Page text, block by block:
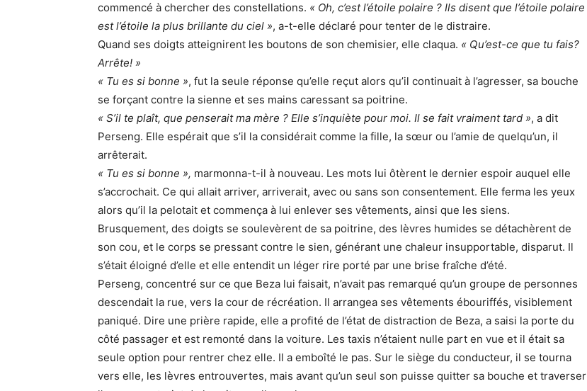
commencé à chercher des constellations. « Oh, c’est l’étoile polaire ? Ils disent que l’étoile polaire
est l’étoile la plus brillante du ciel », a-t-elle déclaré pour tenter de le distraire.
Quand ses doigts atteignirent les boutons de son chemisier, elle claqua. « Qu’est-ce que tu fais?
Arrête! »
« Tu es si bonne », fut la seule réponse qu’elle reçut alors qu’il continuait à l’agresser, sa bouche
se forçant contre la sienne et ses mains caressant sa poitrine.
« S’il te plaît, que penserait ma mère ? Elle s’inquiète pour moi. Il se fait vraiment tard », a dit
Perseng. Elle espérait que s’il la considérait comme la fille, la sœur ou l’amie de quelqu’un, il
arrêterait.
« Tu es si bonne », marmonna-t-il à nouveau. Les mots lui ôtèrent le dernier espoir auquel elle
s’accrochait. Ce qui allait arriver, arriverait, avec ou sans son consentement. Elle ferma les yeux
alors qu’il la pelotait et commença à lui enlever ses vêtements, ainsi que les siens.
Brusquement, des doigts se soulevèrent de sa poitrine, des lèvres humides se détachèrent de
son cou, et le corps se pressant contre le sien, générant une chaleur insupportable, disparut. Il
s’était éloigné d’elle et elle entendit un léger rire porté par une brise fraîche d’été.
Perseng, concentré sur ce que Beza lui faisait, n’avait pas remarqué qu’un groupe de personnes
descendait la rue, vers la cour de récréation. Il arrangea ses vêtements ébouriffés, visiblement
paniqué. Dire une prière rapide, elle a profité de l’état de distraction de Beza, a saisi la porte du
côté passager et est remonté dans la voiture. Les taxis n’étaient nulle part en vue et il était sa
seule option pour rentrer chez elle. Il a emboîté le pas. Sur le siège du conducteur, il se tourna
vers elle, les lèvres entrouvertes, mais avant qu’un seul son puisse quitter sa bouche et traverser